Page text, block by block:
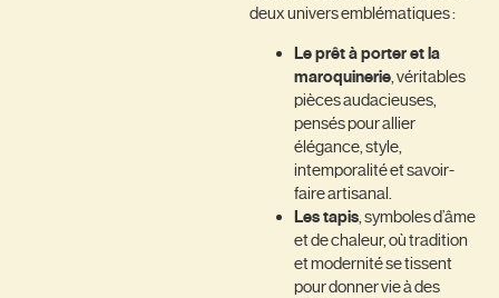
deux univers emblématiques :
Le prêt à porter et la
maroquinerie, véritables
pièces audacieuses,
pensés pour allier
élégance, style,
intemporalité et savoir-
faire artisanal.
Les tapis, symboles d’âme
et de chaleur, où tradition
et modernité se tissent
pour donner vie à des